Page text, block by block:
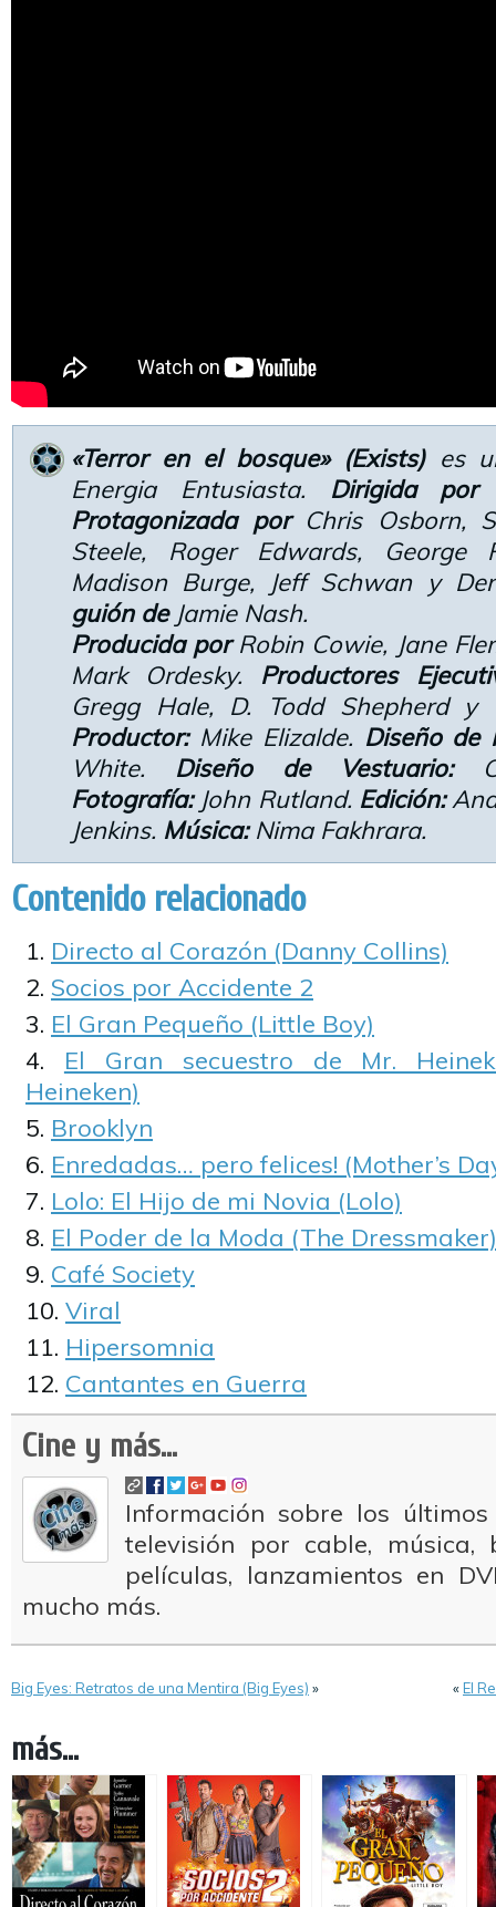
«Terror en el bosque» (Exists) es
Energia Entusiasta. Dirigida por
Protagonizada porChris Osborn,
Steele, Roger Edwards, George
Madison Burge, Jeff Schwan y
guión deJamie Nash.
Producida porRobin Cowie, Jane
Mark Ordesky. Productores
Gregg Hale, D. Todd Shepherd
Productor:Mike Elizalde. Diseño de
White. Diseño de Vestuario:
Fotografía:John Rutland. Edición:
Jenkins. Música:Nima Fakhrara.
Contenido relacionado
Directo al Corazón (Danny Collins)
Socios por Accidente 2
El Gran Pequeño (Little Boy)
El Gran secuestro de Mr.
Heineken)
Brooklyn
Enredadas… pero felices! (Mother’s
Lolo: El Hijo de mi Novia (Lolo)
El Poder de la Moda (The Dressmaker)
Café Society
Viral
Hipersomnia
Cantantes en Guerra
Cine y más...
Información sobre los
televisión por cable, música,
películas, lanzamientos en
mucho más.
Big Eyes: Retratos de una Mentira (Big Eyes) » «El
más...